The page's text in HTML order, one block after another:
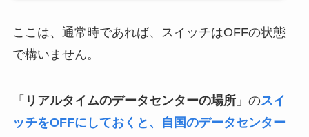
ここは、通常時であれば、スイッチはOFFの状態
で構いません。
「 リアルタイムのデータセンターの場所」のスイ
ッチをOFFにしておくと、自国のデータセンター